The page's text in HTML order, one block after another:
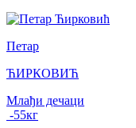
Петар
ЋИРКОВИЋ
Млађи дечаци
-55кг